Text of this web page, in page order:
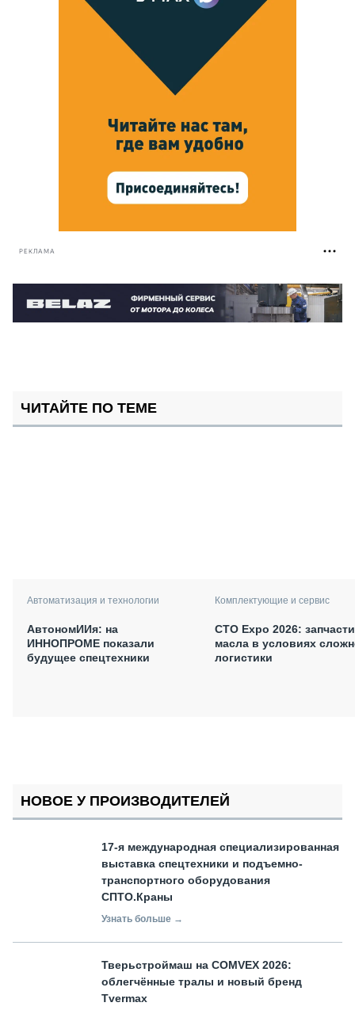
РЕКЛАМА
ЧИТАЙТЕ ПО ТЕМЕ
Автоматизация и технологии
АвтономИИя: на
ИННОПРОМЕ показали
будущее спецтехники
Комплектующие и сервис
СТО Expo 2026:
масла в условиях
логистики
НОВОЕ У ПРОИЗВОДИТЕЛЕЙ
17-я международная специализированная
выставка спецтехники и подъемно-
транспортного оборудования
СПТО.Краны
Узнать больше →
Тверьстроймаш на COMVEX 2026:
облегчённые тралы и новый бренд
Tvermax